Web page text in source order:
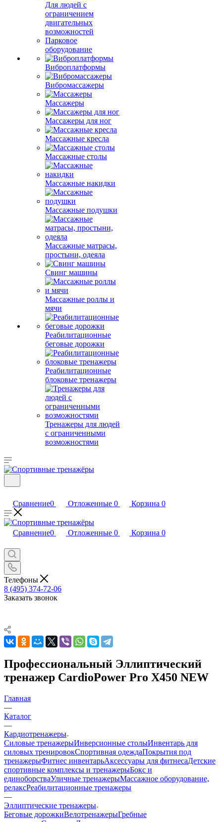
Для людей с
ограничением
двигательных
возможностей
Парковое
оборудование
Виброплатформы
Вибромассажеры
Массажеры
Массажеры для ног
Массажные кресла
Массажные столы
Массажные накидки
Массажные подушки
Массажные матрасы,
простыни, одеяла
Свинг машины
Массажные роллы и
мячи
Реабилитационные
беговые дорожки
Реабилитационные
блоковые тренажеры
Тренажеры для людей
с ограниченными
возможностями
Сравнение0 Отложенные 0 Корзина 0
Сравнение0 Отложенные 0 Корзина 0
Телефоны
8 (495) 374-72-06
Заказать звонок
Профессиональный Эллиптический
тренажер CardioPower Pro X450 NEW
Главная
—
Каталог
—
Кардиотренажеры
Силовые тренажерыИнверсионные столыИнвентарь для
силовых тренировокСпортивная одеждаПокрытия под
тренажерыФитнес инвентарьАксессуары для фитнесаДетские
спортивные комплексы и тренажерыБокс и
единоборстваУличные тренажерыМассажное оборудование,
релаксРеабилитационные тренажеры
—
Эллиптические тренажеры
Беговые дорожкиВелотренажерыГребные